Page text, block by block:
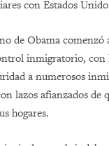
con Estados
de Obama
inmigratorio, con
a numerosos
lazos afianzados de
hogares.